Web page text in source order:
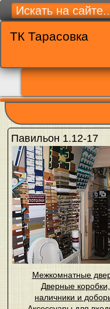
ТК Тарасовка
Павильон 1.12-17
Межкомнатные
Дверные коробки,
наличники и